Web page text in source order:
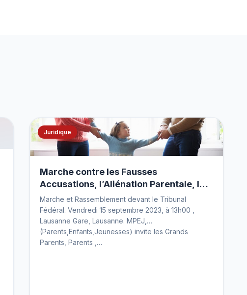
Juridique
Marche contre les Fausses
Accusations, l’Aliénation Parentale, les
Procès-Verbaux non protocolés et pour
l’Introduction d’un organe de contrôle
et de surveillance.
Marche et Rassemblement devant le Tribunal
Fédéral. Vendredi 15 septembre 2023, à 13h00 ,
Lausanne Gare, Lausanne. MPEJ,
(Parents,Enfants,Jeunesses) invite les Grands
Parents, Parents ,…